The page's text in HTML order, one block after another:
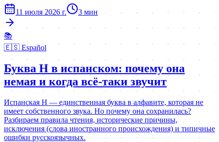
11 июля 2026 г. 3 мин
📚
🇪🇸 Español
Буква H в испанском: почему она
немая и когда всё-таки звучит
Испанская H — единственная буква в алфавите, которая не
имеет собственного звука. Но почему она сохранилась?
Разбираем правила чтения, исторические причины,
исключения (слова иностранного происхождения) и типичные
ошибки русскоязычных.